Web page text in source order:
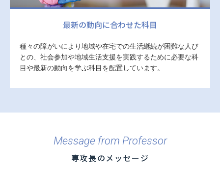
最新の動向に合わせた科目
種々の障がいにより地域や在宅での生活継続が困難な人び
との、社会参加や地域生活支援を実践するために必要な科
目や最新の動向を学ぶ科目を配置しています。
Message from Professor
専攻長のメッセージ